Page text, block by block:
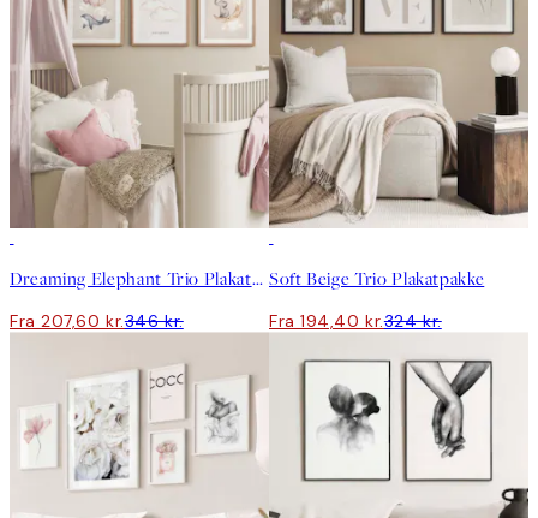
Dreaming Elephant Trio Plakatpakke
Fra 207,60 kr.346 kr.
Soft Beige Trio Plakatpakke
Fra 194,40 kr.324 kr.